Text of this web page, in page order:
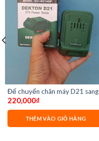
Đế chuyển chân máy D21 sang
M21 dekton d21-m21adp
220,000₫
THÊM VÀO GIỎ HÀNG